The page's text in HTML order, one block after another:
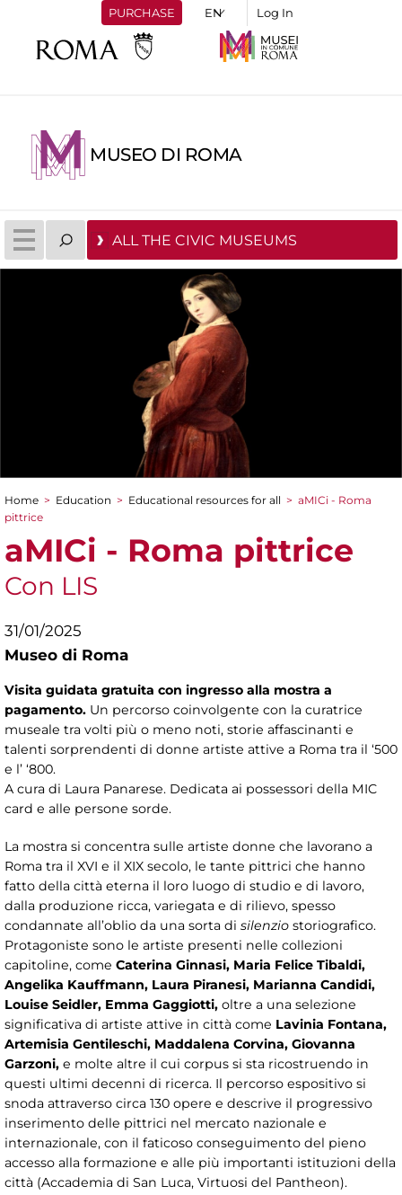
PURCHASE Log In
MUSEO DI ROMA
ALL THE CIVIC MUSEUMS
You are here
Home > Education > Educational resources for all > aMICi - Roma
pittrice
aMICi - Roma pittrice
Con LIS
31/01/2025
Museo di Roma
Visita guidata gratuita con ingresso alla mostra a
pagamento. Un percorso coinvolgente con la curatrice
museale tra volti più o meno noti, storie affascinanti e
talenti sorprendenti di donne artiste attive a Roma tra il ‘500
e l’ ‘800.
A cura di Laura Panarese. Dedicata ai possessori della MIC
card e alle persone sorde.
La mostra si concentra sulle artiste donne che lavorano a
Roma tra il XVI e il XIX secolo, le tante pittrici che hanno
fatto della città eterna il loro luogo di studio e di lavoro,
dalla produzione ricca, variegata e di rilievo, spesso
condannate all’oblio da una sorta di silenzio storiografico.
Protagoniste sono le artiste presenti nelle collezioni
capitoline, come Caterina Ginnasi, Maria Felice Tibaldi,
Angelika Kauffmann, Laura Piranesi, Marianna Candidi,
Louise Seidler, Emma Gaggiotti, oltre a una selezione
significativa di artiste attive in città come Lavinia Fontana,
Artemisia Gentileschi, Maddalena Corvina, Giovanna
Garzoni, e molte altre il cui corpus si sta ricostruendo in
questi ultimi decenni di ricerca. Il percorso espositivo si
snoda attraverso circa 130 opere e descrive il progressivo
inserimento delle pittrici nel mercato nazionale e
internazionale, con il faticoso conseguimento del pieno
accesso alla formazione e alle più importanti istituzioni della
città (Accademia di San Luca, Virtuosi del Pantheon).